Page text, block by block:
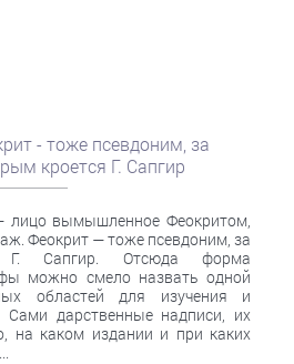
- тоже псевдоним, за
кроется Г. Сапгир
лицо вымышленное Феокритом,
Феокрит — тоже псевдоним, за
Г. Сапгир. Отсюда форма
можно смело назвать одной
областей для изучения и
Сами дарственные надписи, их
на каком издании и при каких